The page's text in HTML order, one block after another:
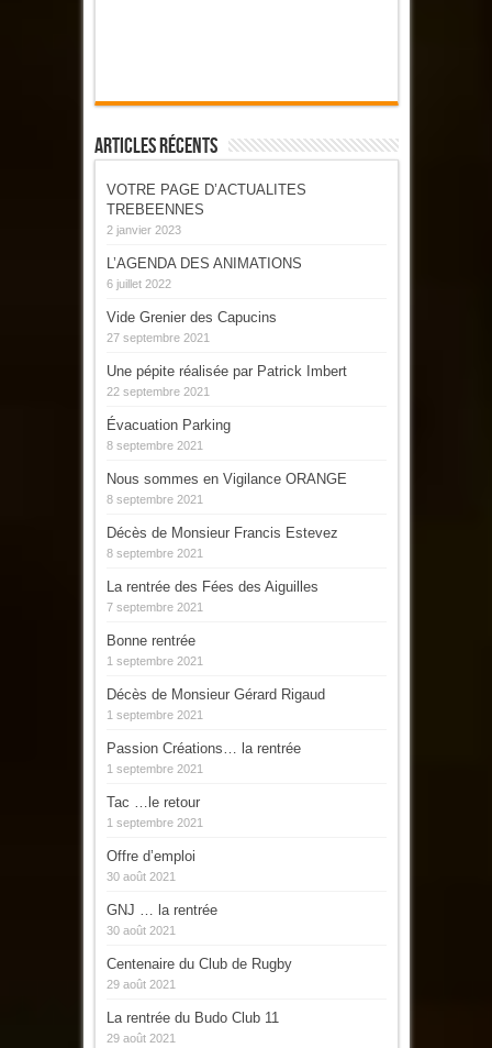
Articles Récents
VOTRE PAGE D’ACTUALITES
TREBEENNES
2 janvier 2023
L’AGENDA DES ANIMATIONS
6 juillet 2022
Vide Grenier des Capucins
27 septembre 2021
Une pépite réalisée par Patrick Imbert
22 septembre 2021
Évacuation Parking
8 septembre 2021
Nous sommes en Vigilance ORANGE
8 septembre 2021
Décès de Monsieur Francis Estevez
8 septembre 2021
La rentrée des Fées des Aiguilles
7 septembre 2021
Bonne rentrée
1 septembre 2021
Décès de Monsieur Gérard Rigaud
1 septembre 2021
Passion Créations… la rentrée
1 septembre 2021
Tac …le retour
1 septembre 2021
Offre d’emploi
30 août 2021
GNJ … la rentrée
30 août 2021
Centenaire du Club de Rugby
29 août 2021
La rentrée du Budo Club 11
29 août 2021